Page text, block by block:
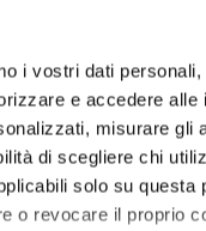
i vostri dati
e accedere
misurare
di scegliere chi
solo su questa
o revocare il proprio
viale Luca Gaurico 9/11
medico-
né natura di